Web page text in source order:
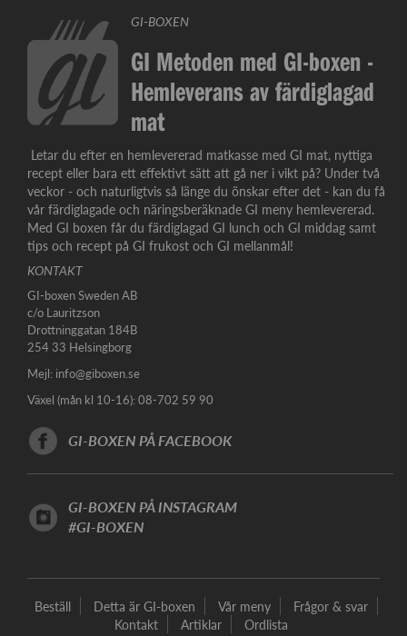
GI-BOXEN
GI Metoden med GI-boxen -
Hemleverans av färdiglagad
mat
Letar du efter en hemlevererad matkasse med GI mat, nyttiga
recept eller bara ett effektivt sätt att gå ner i vikt på? Under två
veckor - och naturligtvis så länge du önskar efter det - kan du få
vår färdiglagade och näringsberäknade GI meny hemlevererad.
Med GI boxen får du färdiglagad GI lunch och GI middag samt
tips och recept på GI frukost och GI mellanmål!
KONTAKT
GI-boxen Sweden AB
c/o Lauritzson
Drottninggatan 184B
254 33 Helsingborg
Mejl: info@giboxen.se
Växel (mån kl 10-16): 08-702 59 90
GI-BOXEN PÅ FACEBOOK
GI-BOXEN PÅ INSTAGRAM
#GI-BOXEN
Beställ Detta är GI-boxen Vår meny
Frågor & svar
Kontakt
Artiklar Ordlista